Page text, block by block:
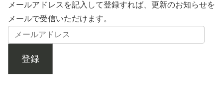
メールアドレスを記入して登録すれば、更新のお知らせを
メールで受信いただけます。
登録